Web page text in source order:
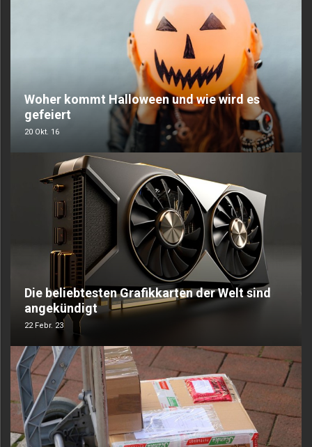
Woher kommt Halloween und wie wird es
gefeiert
20 Okt. 16
Die beliebtesten Grafikkarten der Welt sind
angekündigt
22 Febr. 23